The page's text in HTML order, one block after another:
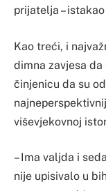
prijatelja –
Kao treći, i
dimna zavjesa
činjenicu da su
viševjekovnoj
– Ima valjda i
nije upisivalo u